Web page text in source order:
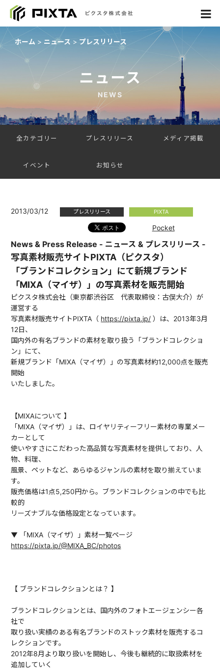
ホーム ニュース プレスリリース
ニュース
NEWS
全カテゴリー プレスリリース メディア掲載
イベント お知らせ
2013/03/12 プレスリリース PIXTA
Pocket
News & Press Release - ニュース & プレスリリース -
写真素材販売サイトPIXTA（ピクスタ）
「ブランドコレクション」にて新規ブランド
「MIXA（マイザ）」の写真素材を販売開始
ピクスタ株式会社（東京都渋谷区 代表取締役：古俣大介）が
運営する
写真素材販売サイトPIXTA（ https://pixta.jp/ ）は、2013年3月
12日、
国内外の有名ブランドの素材を取り扱う「ブランドコレクショ
ン」にて、
新規ブランド「MIXA（マイザ）」の写真素材約12,000点を販売
開始
いたしました。
【MIXAについて 】
「MIXA（マイザ）」は、ロイヤリティーフリー素材の専業メー
カーとして
使いやすさにこだわった高品質な写真素材を提供しており、人
物、料理、
風景、ペットなど、あらゆるジャンルの素材を取り揃えていま
す。
販売価格は1点5,250円から。ブランドコレクションの中でも比
較的
リーズナブルな価格設定となっています。
▼ 「MIXA（マイザ）」素材一覧ページ
https://pixta.jp/@MIXA_BC/photos
【 ブランドコレクションとは？ 】
ブランドコレクションとは、国内外のフォトエージェンシー各
社で
取り扱い実績のある有名ブランドのストック素材を販売するコ
レクションです。
2012年8月より取り扱いを開始し、今後も継続的に取扱素材を
追加していく